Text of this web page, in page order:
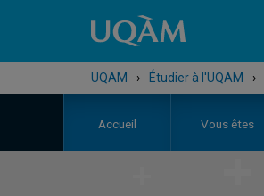
UQAM › Étudier à l'UQAM ›
Accueil Vous êtes